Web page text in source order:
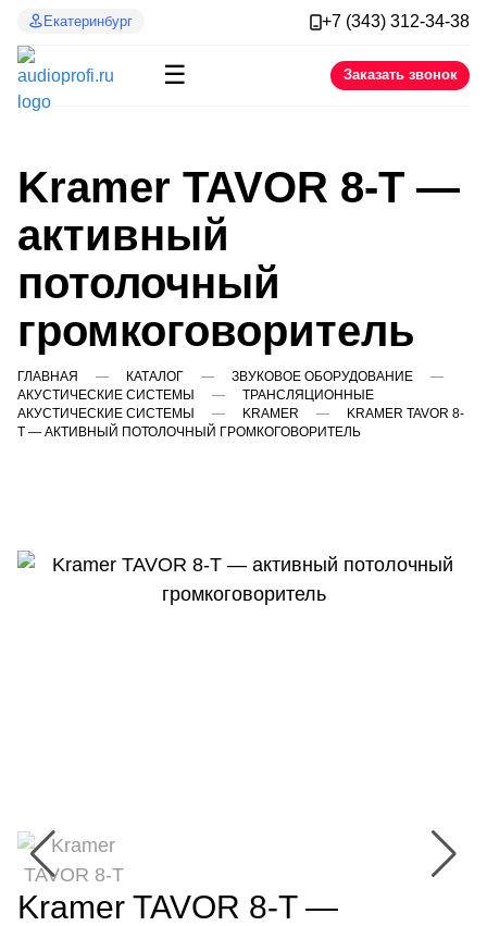
Екатеринбург +7 (343) 312-34-38
☰ Заказать звонок
Kramer TAVOR 8-T —
активный
потолочный
громкоговоритель
ГЛАВНАЯ КАТАЛОГ
ЗВУКОВОЕ ОБОРУДОВАНИЕ
АКУСТИЧЕСКИЕ СИСТЕМЫ
ТРАНСЛЯЦИОННЫЕ
АКУСТИЧЕСКИЕ СИСТЕМЫ
KRAMER
KRAMER TAVOR 8-
T — АКТИВНЫЙ ПОТОЛОЧНЫЙ ГРОМКОГОВОРИТЕЛЬ
Kramer TAVOR 8-T —